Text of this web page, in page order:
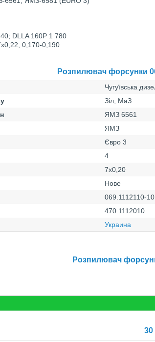
DLLA 160P 1 780
0,170-0,190
Розпилювач форсунки
Чугуївська
Зіл, МаЗ
ЯМЗ 6561
ЯМЗ
Євро 3
4
7х0,20
Нове
069.1112110-10
470.1112010
Украина
Розпилювач